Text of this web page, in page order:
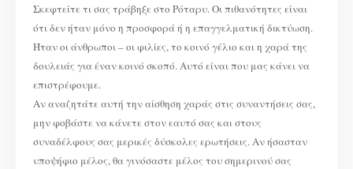
Σκεφτείτε τι σας τράβηξε στο Ρόταρυ. Οι πιθανότητες είναι
ότι δεν ήταν μόνο η προσφορά ή η επαγγελματική δικτύωση.
Ήταν οι άνθρωποι – οι φιλίες, το κοινό γέλιο και η χαρά της
δουλειάς για έναν κοινό σκοπό. Αυτό είναι που μας κάνει να
επιστρέφουμε.
Αν αναζητάτε αυτή την αίσθηση χαράς στις συναντήσεις σας,
μην φοβάστε να κάνετε στον εαυτό σας και στους
συναδέλφους σας μερικές δύσκολες ερωτήσεις. Αν ήσασταν
υποψήφιο μέλος, θα γινόσαστε μέλος του σημερινού σας